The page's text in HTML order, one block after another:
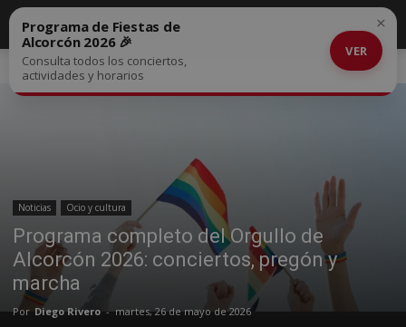
Inicio Noticias
Noticias Ocio y cultura
Programa completo del Orgullo de
Alcorcón 2026: conciertos, pregón y
marcha
Por Diego Rivero - martes, 26 de mayo de 2026
Programa de Fiestas de
Alcorcón 2026 🎉
Consulta todos los conciertos,
actividades y horarios
VER
×